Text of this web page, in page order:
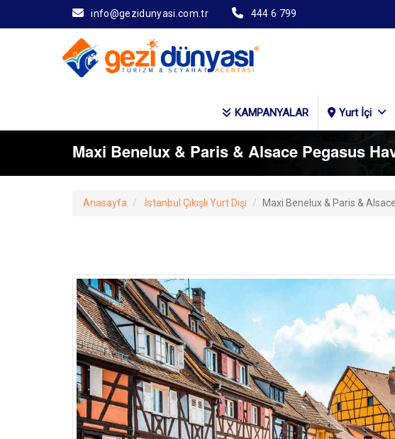
info@gezidunyasi.com.tr 444 6 799
KAMPANYALAR Yurt İçi
Maxi Benelux & Paris & Alsace Pegasus
Anasayfa İstanbul Çıkışlı Yurt Dışı Maxi Benelux & Paris &